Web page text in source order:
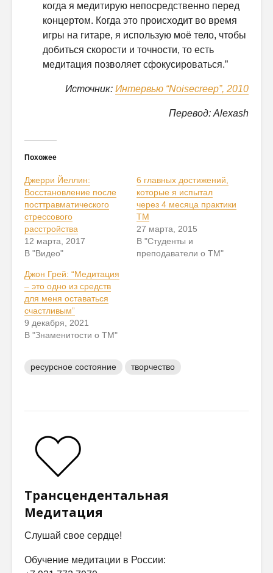
когда я медитирую непосредственно перед
концертом. Когда это происходит во время
игры на гитаре, я использую моё тело, чтобы
добиться скорости и точности, то есть
медитация позволяет сфокусироваться.”
Источник: Интервью “Noisecreep”, 2010
Перевод: Alexash
Похожее
Джерри Йеллин:
Восстановление после
посттравматического
стрессового
расстройства
12 марта, 2017
В "Видео"
6 главных достижений,
которые я испытал
через 4 месяца практики
ТМ
27 марта, 2015
В "Студенты и
преподаватели о ТМ"
Джон Грей: “Медитация
– это одно из средств
для меня оставаться
счастливым”
9 декабря, 2021
В "Знаменитости о ТМ"
ресурсное состояние творчество
Трансцендентальная
Медитация
Слушай свое сердце!
Обучение медитации в России: